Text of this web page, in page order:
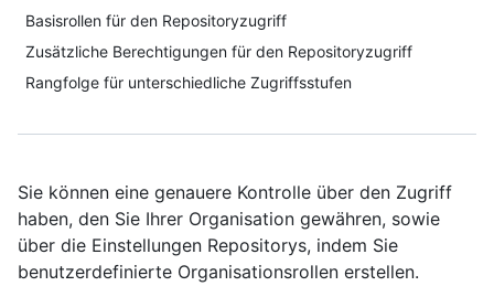
Basisrollen für den Repositoryzugriff
Zusätzliche Berechtigungen für den Repositoryzugriff
Rangfolge für unterschiedliche Zugriffsstufen
Sie können eine genauere Kontrolle über den Zugriff
haben, den Sie Ihrer Organisation gewähren, sowie
über die Einstellungen Repositorys, indem Sie
benutzerdefinierte Organisationsrollen erstellen.